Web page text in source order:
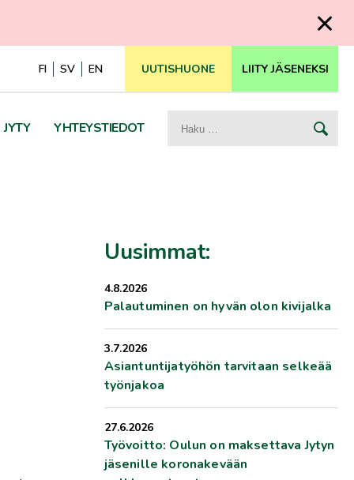
FI SV EN UUTISHUONE LIITY JÄSENEKSI
JYTY YHTEYSTIEDOT Haku:
Uusimmat:
4.8.2026
Palautuminen on hyvän olon kivijalka
3.7.2026
Asiantuntijatyöhön tarvitaan selkeää
työnjakoa
27.6.2026
Työvoitto: Oulun on maksettava Jytyn
jäsenille koronakevään